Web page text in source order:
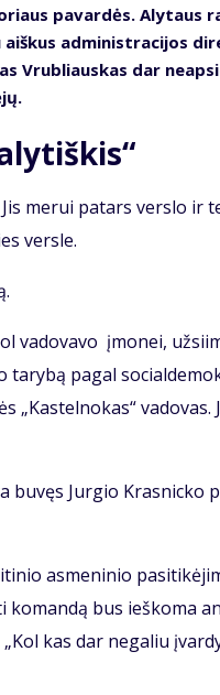
pa­var­dės. Aly­taus
aiš­kus ad­mi­nist­ra­ci­jos
Vrub­liaus­kas dar
me­rui pa­tars ver­slo ir
ver­sle.
va­do­va­vo įmo­nei,
ta­ry­bą pa­gal
va­do­vas.
bu­vęs Jur­gio Kras­nic­ko
as­me­ni­nio
ko­man­dą bus ieš­ko­ma
kas dar ne­ga­liu